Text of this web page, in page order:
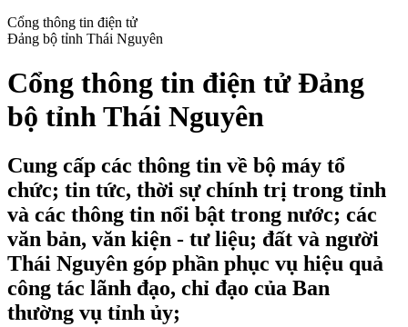
Cổng thông tin điện tử
Đảng bộ tỉnh Thái Nguyên
Cổng thông tin điện tử Đảng
bộ tỉnh Thái Nguyên
Cung cấp các thông tin về bộ máy tổ
chức; tin tức, thời sự chính trị trong tỉnh
và các thông tin nổi bật trong nước; các
văn bản, văn kiện - tư liệu; đất và người
Thái Nguyên góp phần phục vụ hiệu quả
công tác lãnh đạo, chỉ đạo của Ban
thường vụ tỉnh ủy;